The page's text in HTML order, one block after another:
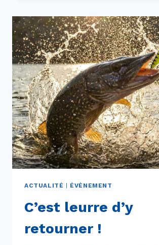
RETOUR
!!
ACTUALITÉ ÉVÉNEMENT
C’est leurre d’y
retourner !